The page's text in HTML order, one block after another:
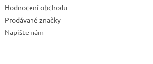
Hodnocení obchodu
Prodávané značky
Napište nám